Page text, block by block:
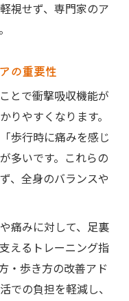
視せず、専門家のア
の重要性
とで衝撃吸収機能が
りやすくなります。
歩行時に痛みを感じ
多いです。これらの
、全身のバランスや
痛みに対して、足裏
えるトレーニング指
・歩き方の改善アド
での負担を軽減し、